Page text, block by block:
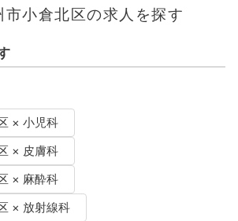
市小倉北区の求人を探す
× 小児科
× 皮膚科
× 麻酔科
× 放射線科